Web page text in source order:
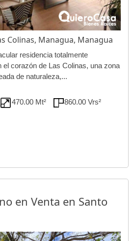
Colinas, Managua, Managua
residencia totalmente
el corazón de Las Colinas, una zona
de naturaleza,...
470.00 Mt² 860.00 Vrs²
en Venta en Santo